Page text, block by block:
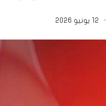
12 يونيو 2026